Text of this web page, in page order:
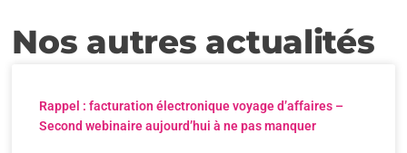
Nos autres actualités
Rappel : facturation électronique voyage d’affaires –
Second webinaire aujourd’hui à ne pas manquer